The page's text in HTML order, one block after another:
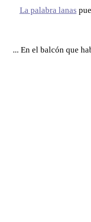
La palabra lanas
... En el balcón que